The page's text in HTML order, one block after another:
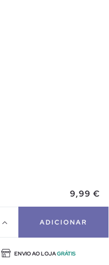
9,99 €
ADICIONAR
ENVIO AO LOJAGRÁTIS